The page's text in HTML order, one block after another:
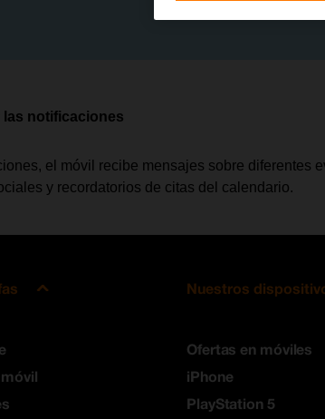
notificaciones
el móvil recibe mensajes sobre diferentes
y recordatorios de citas del calendario.
Nuestros
Ofertas en móviles
iPhone
PlayStation 5